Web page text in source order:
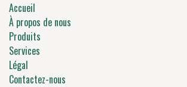
Accueil
À propos de nous
Produits
Services
Légal
Contactez-nous